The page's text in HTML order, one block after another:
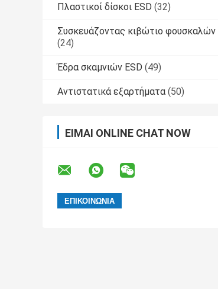
Πλαστικοί δίσκοι ESD (32)
Συσκευάζοντας κιβώτιο φουσκαλών
(24)
Έδρα σκαμνιών ESD (49)
Αντιστατικά εξαρτήματα (50)
ΕΊΜΑΙ ONLINE CHAT NOW